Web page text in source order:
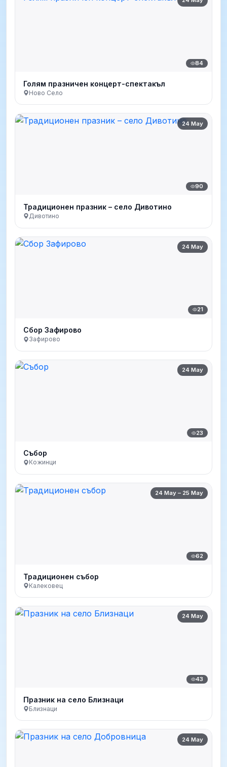
84
Голям празничен концерт-спектакъл
Ново Село
24 May
90
Традиционен празник – село Дивотино
Дивотино
24 May
21
Сбор Зафирово
Зафирово
24 May
23
Събор
Кожинци
24 May – 25 May
62
Традиционен събор
Калековец
24 May
43
Празник на село Близнаци
Близнаци
24 May